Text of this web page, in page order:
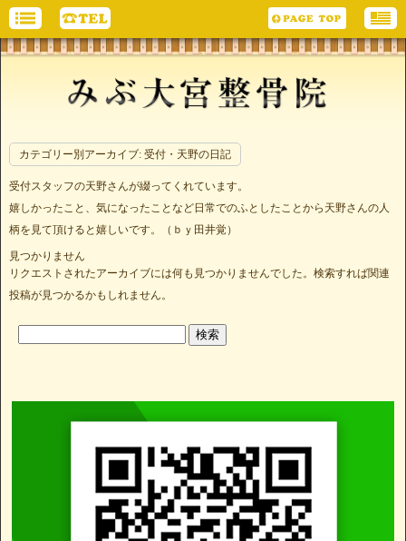
カテゴリー別アーカイブ: 受付・天野の日記
受付スタッフの天野さんが綴ってくれています。
嬉しかったこと、気になったことなど日常でのふとしたことから天野さんの人
柄を見て頂けると嬉しいです。（ｂｙ田井覚）
見つかりません
リクエストされたアーカイブには何も見つかりませんでした。検索すれば関連
投稿が見つかるかもしれません。